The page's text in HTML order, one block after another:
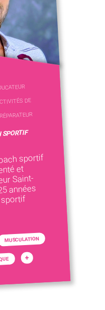
DE
sportif
et
Saint-
années
MUSCULATION
+